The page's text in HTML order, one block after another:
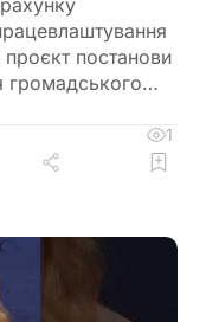
проєкт постанови
1